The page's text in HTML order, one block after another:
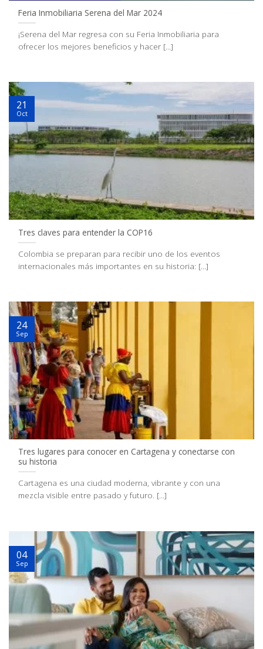
Feria Inmobiliaria Serena del Mar 2024
¡Serena del Mar regresa con su Feria Inmobiliaria para
ofrecer los mejores beneficios y hacer [...]
Tres claves para entender la COP16
Colombia se preparan para recibir uno de los eventos
internacionales más importantes en su historia: [...]
21
Oct
Tres lugares para conocer en Cartagena y conectarse con
su historia
Cartagena es una ciudad moderna, vibrante y con una
mezcla visible entre pasado y futuro. [...]
24
Sep
04
Sep